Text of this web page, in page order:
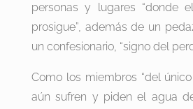
personas y lugares “donde
prosigue”, además de un
un confesionario, “signo del
Como los miembros “del
aún sufren y piden el agua